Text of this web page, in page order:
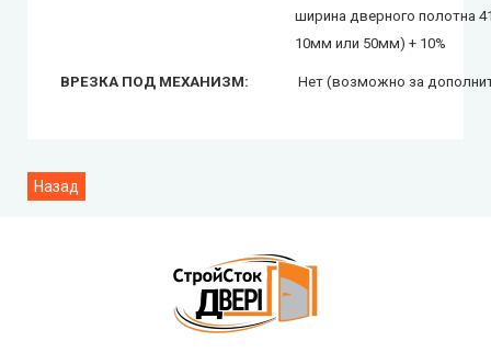
ширина дверного полотна
10мм или 50мм) + 10%
ВРЕЗКА ПОД МЕХАНИЗМ: Нет (возможно за